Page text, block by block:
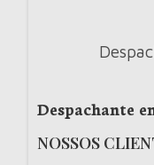
Despachante
NOSSOS